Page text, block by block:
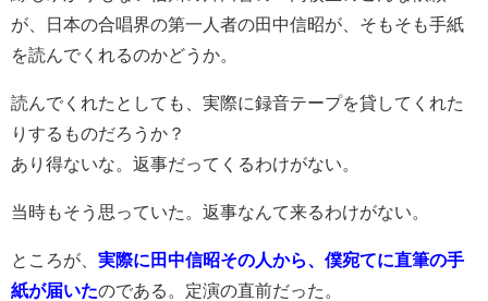
が、日本の合唱界の第一人者の田中信昭が、そもそも手紙
を読んでくれるのかどうか。
読んでくれたとしても、実際に録音テープを貸してくれた
りするものだろうか？
あり得ないな。返事だってくるわけがない。
当時もそう思っていた。返事なんて来るわけがない。
ところが、 実際に田中信昭その人から、僕宛てに直筆の手
紙が届いたのである。定演の直前だった。